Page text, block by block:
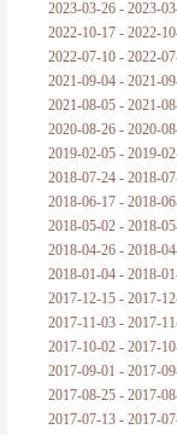
2023-03-26 - 2023-
2022-10-17 - 2022-
2022-07-10 - 2022-
2021-09-04 - 2021-
2021-08-05 - 2021-
2020-08-26 - 2020-
2019-02-05 - 2019-
2018-07-24 - 2018-
2018-06-17 - 2018-
2018-05-02 - 2018-
2018-04-26 - 2018-
2018-01-04 - 2018-
2017-12-15 - 2017-
2017-11-03 - 2017-
2017-10-02 - 2017-
2017-09-01 - 2017-
2017-08-25 - 2017-
2017-07-13 - 2017-